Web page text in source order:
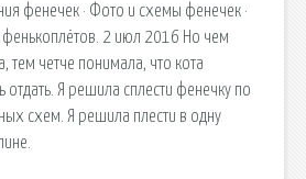
фенечек · Фото и схемы фенечек ·
2 июл 2016 Но чем
тем четче понимала, что кота
отдать. Я решила сплести фенечку по
схем. Я решила плести в одну